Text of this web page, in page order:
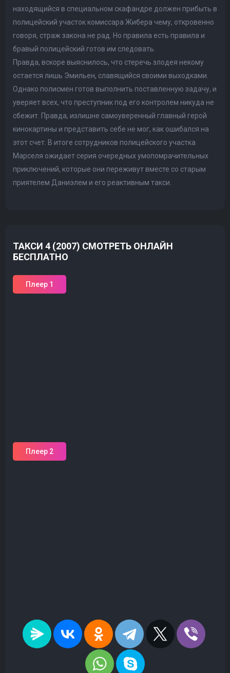
находящийся в специальном скафандре должен прибыть в
полицейский участок комиссара Жибера чему, откровенно
говоря, страж закона не рад. Но правила есть правила и
бравый полицейский готов им следовать.
Правда, вскоре выяснилось, что стеречь злодея некому
остается лишь Эмильен, славящийся своими выходками.
Однако полисмен готов выполнить поставленную задачу, и
уверяет всех, что преступник под его контролем никуда не
сбежит. Правда, излишне самоуверенный главный герой
кинокартины и представить себе не мог, как ошибался на
этот счет. В итоге сотрудников полицейского участка
Марселя ожидает серия очередных умопомрачительных
приключений, которые они переживут вместе со старым
приятелем Даниэлем и его реактивным такси.
ТАКСИ 4 (2007) СМОТРЕТЬ ОНЛАЙН
БЕСПЛАТНО
Плеер 1
Плеер 2